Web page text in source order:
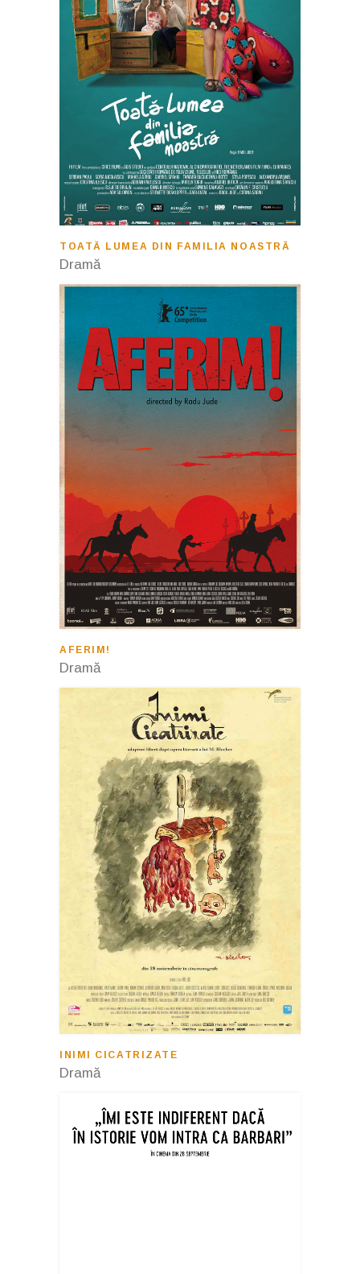
TOATĂ LUMEA DIN FAMILIA NOASTRĂ
Dramă
AFERIM!
Dramă
INIMI CICATRIZATE
Dramă